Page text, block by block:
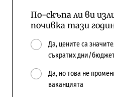
По-скъпа ли ви
почивка тази
Да, цените са
съкратих дни/
Да, но това не
ваканцията